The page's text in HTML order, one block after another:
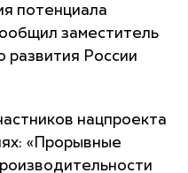
потенциала
заместитель
развития России
нацпроекта
«Прорывные